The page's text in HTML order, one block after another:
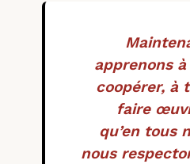
apprenons
coopérer, à
faire
qu’en tous
nous